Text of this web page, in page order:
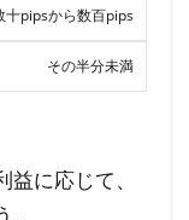
十pipsから数百pips
その半分未満
に応じて、